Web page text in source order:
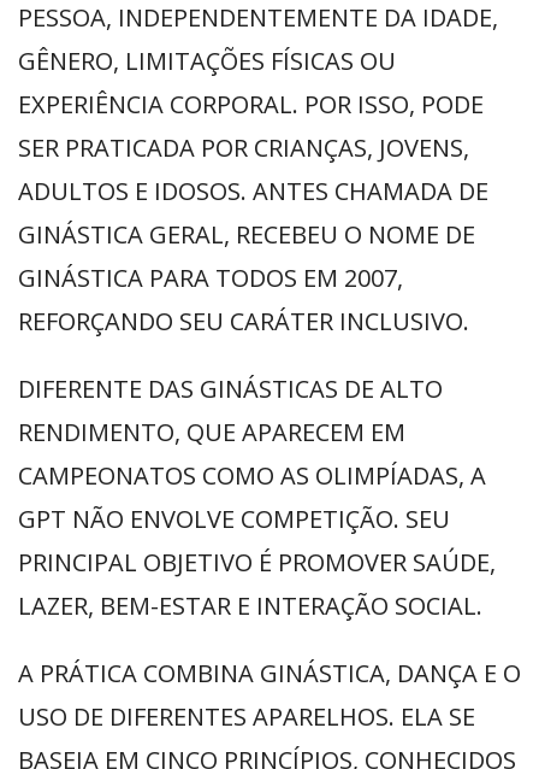
PESSOA, INDEPENDENTEMENTE DA IDADE,
GÊNERO, LIMITAÇÕES FÍSICAS OU
EXPERIÊNCIA CORPORAL. POR ISSO, PODE
SER PRATICADA POR CRIANÇAS, JOVENS,
ADULTOS E IDOSOS. ANTES CHAMADA DE
GINÁSTICA GERAL, RECEBEU O NOME DE
GINÁSTICA PARA TODOS EM 2007,
REFORÇANDO SEU CARÁTER INCLUSIVO.
DIFERENTE DAS GINÁSTICAS DE ALTO
RENDIMENTO, QUE APARECEM EM
CAMPEONATOS COMO AS OLIMPÍADAS, A
GPT NÃO ENVOLVE COMPETIÇÃO. SEU
PRINCIPAL OBJETIVO É PROMOVER SAÚDE,
LAZER, BEM-ESTAR E INTERAÇÃO SOCIAL.
A PRÁTICA COMBINA GINÁSTICA, DANÇA E O
USO DE DIFERENTES APARELHOS. ELA SE
BASEIA EM CINCO PRINCÍPIOS, CONHECIDOS